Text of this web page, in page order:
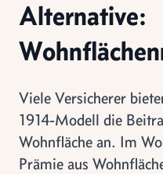
Alternative:
Viele Versicherer
1914-Modell die
Wohnfläche an. Im
Prämie aus